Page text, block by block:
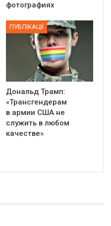
фотографиях
ПУБЛІКАЦІЇ
Дональд Трамп:
«Трансгендерам
в армии США не
служить в любом
качестве»